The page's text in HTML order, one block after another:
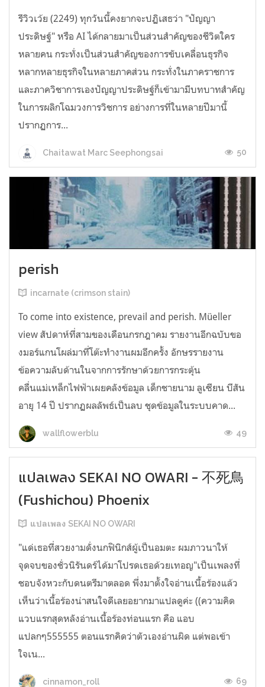
รีวิวเว้ย (2249) ทุกวันนี้คงยากจะปฏิเสธว่า "ปัญญา
ประดิษฐ์" หรือ AI ได้กลายมาเป็นส่วนสำคัญของชีวิตใคร
หลายคน กระทั่งเป็นส่วนสำคัญของการขับเคลื่อนธุรกิจ
หลากหลายธุรกิจในหลายภาคส่วน กระทั่งในภาคราชการ
และภาควิชาการเองปัญญาประดิษฐ์ก็เข้ามามีบทบาทสำคัญ
ในการผลิกโฉมวงการวิชการ อย่างการที่ในหลายปีมานี้
ปรากฏการ...
Chaitawat Marc Seephongsai 50
perish
incarnate (crimson stain)
To come into existence, prevail and perish. Müeller
view สัปดาห์ที่สามของเดือนกรกฎาคม รายงานอีกฉบับขอ
งมอร์แกนโผล่มาที่โต๊ะทำงานผมอีกครั้ง อักษรรายงาน
ข้อความลับด้านในจากการรักษาด้วยการกระตุ้น
คลื่นแม่เหล็กไฟฟ้าเผยคลังข้อมูล เด็กชายนาม ลูเซียน บีสัน
อายุ 14 ปี ปรากฏผลลัพธ์เป็นลบ ชุดข้อมูลในระบบคาด...
wallflowerblu 49
แปลเพลง SEKAI NO OWARI - 不死鳥
(Fushichou) Phoenix
แปลเพลง SEKAI NO OWARI
"แด่เธอที่สวยงามดั่งนกฟินิกส์ผู้เป็นอมตะ ผมภาวนาให้
จุดจบของชั่วนิรันดร์ได้มาโปรดเธอด้วยเทอญ"เป็นเพลงที่
ชอบจังหวะกับดนตรีมาตลอด พึ่งมาตั้งใจอ่านเนื้อร้องแล้ว
เห็นว่าเนื้อร้องน่าสนใจดีเลยอยากมาแปลดูค่ะ ((ความคิด
แวบแรกสุดหลังอ่านเนื้อร้องท่อนแรก คือ แอบ
แปลกๆ555555 ตอนแรกคิดว่าตัวเองอ่านผิด แต่พอเข้า
ใจเน...
cinnamon_roll 69